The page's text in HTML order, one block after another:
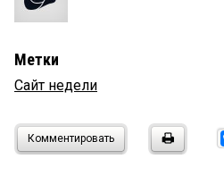
Метки
Сайт недели
Комментировать